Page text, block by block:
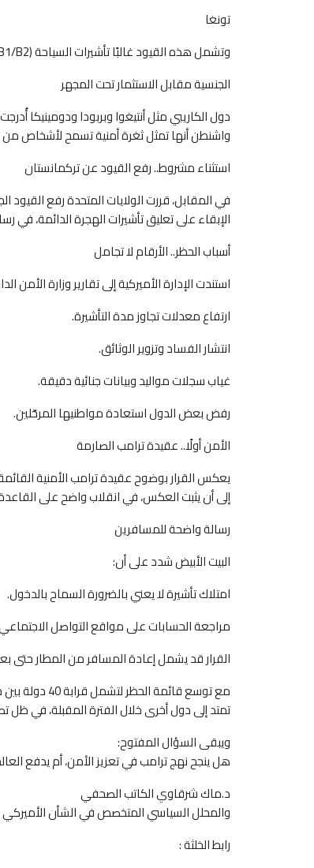
تونغا
وتشمل هذه القيود غالبًا تأشيرات السياحة (B1/B2) والدراسة (F1)، مع تشديد إجراءات التدقيق الأمني.
الجنسية مقابل الاستثمار تحت المجهر
دول الكاريبي مثل أنتيغوا وبربودا ودومينيكا
واشنطن أنها تمثل ثغرة أمنية تسمح لأشخاص
استثناء مشروط.. رفع القيود عن تركمانستان
في المقابل، قررت الولايات المتحدة رفع القيود
الإبقاء على تعليق تأشيرات الهجرة الدائمة، في
أسباب الحظر.. الأرقام لا تجامل
استندت الإدارة الأميركية إلى تقارير وزارة الأمن
ارتفاع معدلات تجاوز مدة التأشيرة.
انتشار الفساد وتزوير الوثائق.
غياب سجلات مواليد وبيانات جنائية دقيقة.
رفض بعض الدول استعادة مواطنيها المرحّلين.
الأمن أولًا.. عقيدة ترامب الصارمة
يعكس القرار بوضوح عقيدة ترامب الأمنية
إلى أن يثبت العكس، في انقلاب واضح على القاعدة
رسالة واضحة للمسافرين
البيت الأبيض شدد على أن:
امتلاك تأشيرة لا يعني بالضرورة السماح بالدخول.
مراجعة الحسابات على مواقع التواصل
القرار قد يشمل إعادة المسافر من المطار حتى
مع توسع
تمتد إلى دول أخرى خلال الفترة المقبلة، في ظل
ويبقى السؤال المفتوح:
هل ينجح نهج ترامب في تعزيز الأمن، أم يدفع
د.ماك شرقاوي الكاتب الصحفي
والمحلل السياسي المتخصص في الشأن الأميركي
رابط الخلثة :